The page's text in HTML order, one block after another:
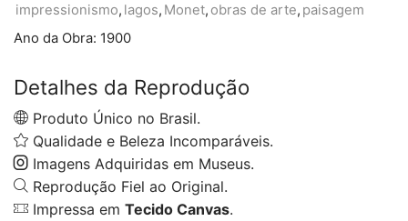
impressionismo, lagos, Monet, obras de arte, paisagem
Ano da Obra: 1900
Detalhes da Reprodução
Produto Único no Brasil.
Qualidade e Beleza Incomparáveis.
Imagens Adquiridas em Museus.
Reprodução Fiel ao Original.
Impressa em Tecido Canvas.